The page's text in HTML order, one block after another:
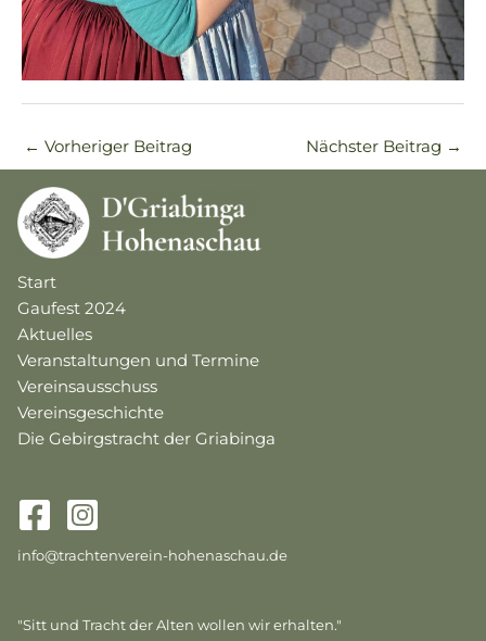
← Vorheriger Beitrag Nächster Beitrag →
Start
Gaufest 2024
Aktuelles
Veranstaltungen und Termine
Vereinsausschuss
Vereinsgeschichte
Die Gebirgstracht der Griabinga
info@trachtenverein-hohenaschau.de
"Sitt und Tracht der Alten wollen wir erhalten."